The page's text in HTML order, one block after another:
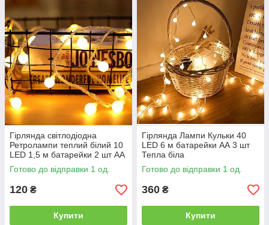
Гірлянда світлодіодна
Ретролампи теплий білий 10
LED 1,5 м батарейки 2 шт АА
Готово до відправки 1 од.
120 ₴
Купити
Гірлянда Лампи Кульки 40
LED 6 м батарейки АА 3 шт
Тепла біла
Готово до відправки 1 од.
360 ₴
Купити